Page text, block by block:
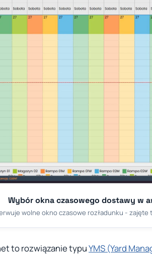
Wybór okna czasowego dostawy w
wolne okno czasowe rozładunku -
to rozwiązanie typuYMS (Yard